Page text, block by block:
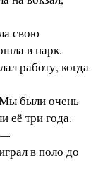
свою
в парк.
работу, когда
были очень
её три года.
—
в поло до